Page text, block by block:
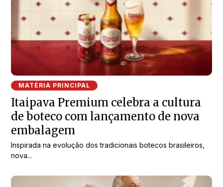
MATÉRIA PRINCIPAL
Itaipava Premium celebra a cultura
de boteco com lançamento de nova
embalagem
Inspirada na evolução dos tradicionais botecos brasileiros,
nova...